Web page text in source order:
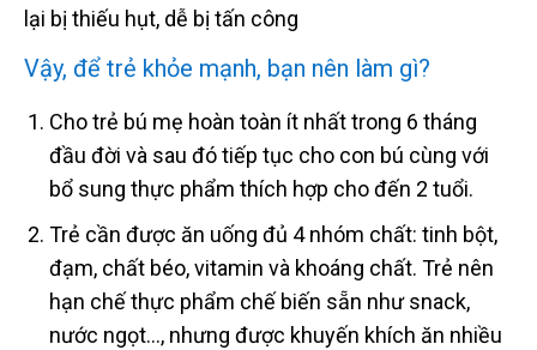
lại bị thiếu hụt, dễ bị tấn công
Vậy, để trẻ khỏe mạnh, bạn nên làm gì?
Cho trẻ bú mẹ hoàn toàn ít nhất trong 6 tháng
đầu đời và sau đó tiếp tục cho con bú cùng với
bổ sung thực phẩm thích hợp cho đến 2 tuổi.
Trẻ cần được ăn uống đủ 4 nhóm chất: tinh bột,
đạm, chất béo, vitamin và khoáng chất. Trẻ nên
hạn chế thực phẩm chế biến sẵn như snack,
nước ngọt…, nhưng được khuyến khích ăn nhiều